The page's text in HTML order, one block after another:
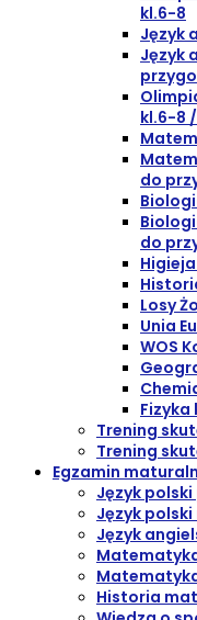
kl.6-8
Język
Język
kl.6-8
do
do
Losy
Unia
WOS
Fizyka
Trening
Trening
Egzamin
Język
Język
Język
Historia